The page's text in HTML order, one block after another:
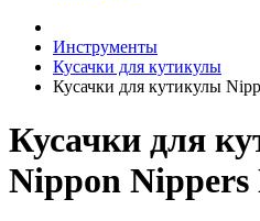
Инструменты
Кусачки для кутикулы
Кусачки для кутикулы
Кусачки для
Nippon